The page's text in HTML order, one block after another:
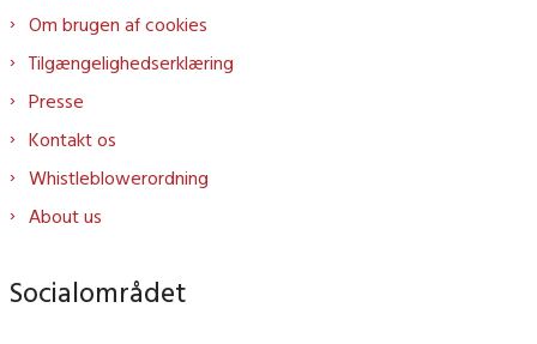
Om brugen af cookies
Tilgængelighedserklæring
Presse
Kontakt os
Whistleblowerordning
About us
Socialområdet